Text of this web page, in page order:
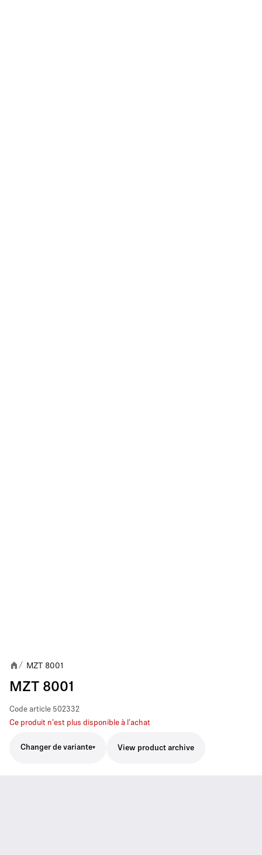
/ MZT 8001
MZT 8001
Code article 502332
Ce produit n'est plus disponible à l'achat
Changer de variante View product archive